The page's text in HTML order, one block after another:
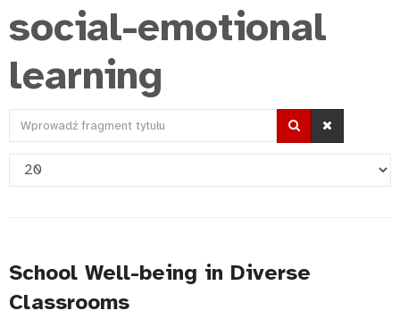
social-emotional
learning
Wprowadź
tytułu
Pokaż
School Well-being in Diverse
Classrooms